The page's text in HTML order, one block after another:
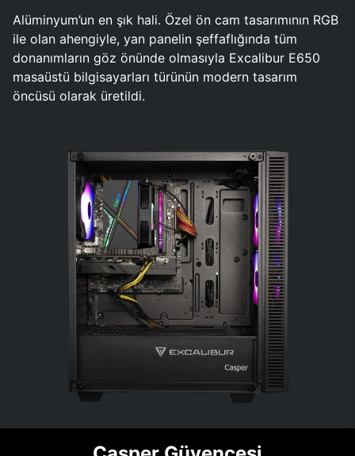
Alüminyum’un en şık hali. Özel ön cam tasarımının RGB
ile olan ahengiyle, yan panelin şeffaflığında tüm
donanımların göz önünde olmasıyla Excalibur E650
masaüstü bilgisayarları türünün modern tasarım
öncüsü olarak üretildi.